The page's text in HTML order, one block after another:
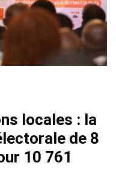
locales : la
de 8
10 761